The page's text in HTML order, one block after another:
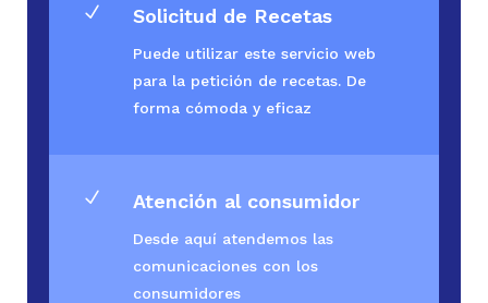
N Solicitud de Recetas
Puede utilizar este servicio web
para la petición de recetas. De
forma cómoda y eficaz
N Atención al consumidor
Desde aquí atendemos las
comunicaciones con los
consumidores